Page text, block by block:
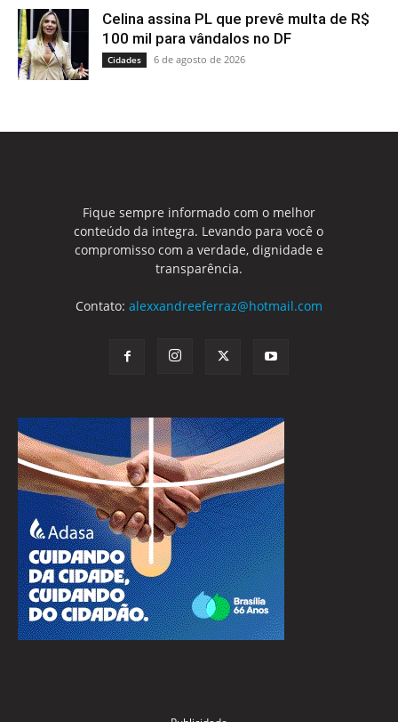
Celina assina PL que prevê multa de R$
100 mil para vândalos no DF
Cidades 6 de agosto de 2026
Fique sempre informado com o melhor
conteúdo da integra. Levando para você o
compromisso com a verdade, dignidade e
transparência.
Contato: alexxandreeferraz@hotmail.com